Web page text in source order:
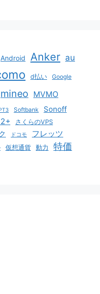
Android Anker au
d払い Google
mineo MVMO
Softbank Sonoff
さくらのVPS
ドコモ フレッツ
仮想通貨 動力 特価